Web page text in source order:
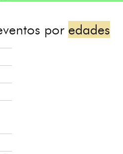
por edades